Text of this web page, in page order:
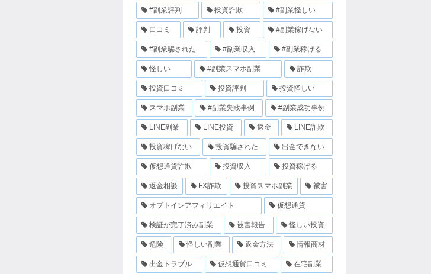
#副業評判 投資詐欺 #副業怪しい
口コミ 評判 投資 #副業稼げない
#副業騙された #副業収入 #副業稼げる
怪しい #副業スマホ副業 詐欺
投資口コミ 投資評判 投資怪しい
スマホ副業 #副業失敗事例 #副業成功事例
LINE副業 LINE投資 返金 LINE詐欺
投資稼げない 投資騙された 出金できない
仮想通貨詐欺 投資収入 投資稼げる
返金相談 FX詐欺 投資スマホ副業 被害
オプトインアフィリエイト 仮想通貨
検証が完了済み副業 被害報告 怪しい投資
危険 怪しい副業 返金方法 情報商材
出金トラブル 仮想通貨口コミ 在宅副業